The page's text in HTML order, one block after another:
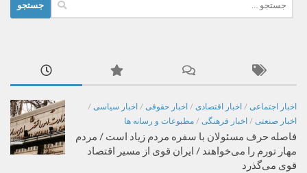
برای:
اخبار اجتماعی / اخبار اقتصادی / اخبار حقوقی / اخبار سیاسی /
اخبار صنعتی / اخبار فرهنگی / مطبوعات و رسانه ها
فاصله حرف مسئولان با سفره مردم زیاد است / مردم
مهار تورم را می‌خواهند / ایران قوی از مسیر اقتصاد
قوی می‌گذرد